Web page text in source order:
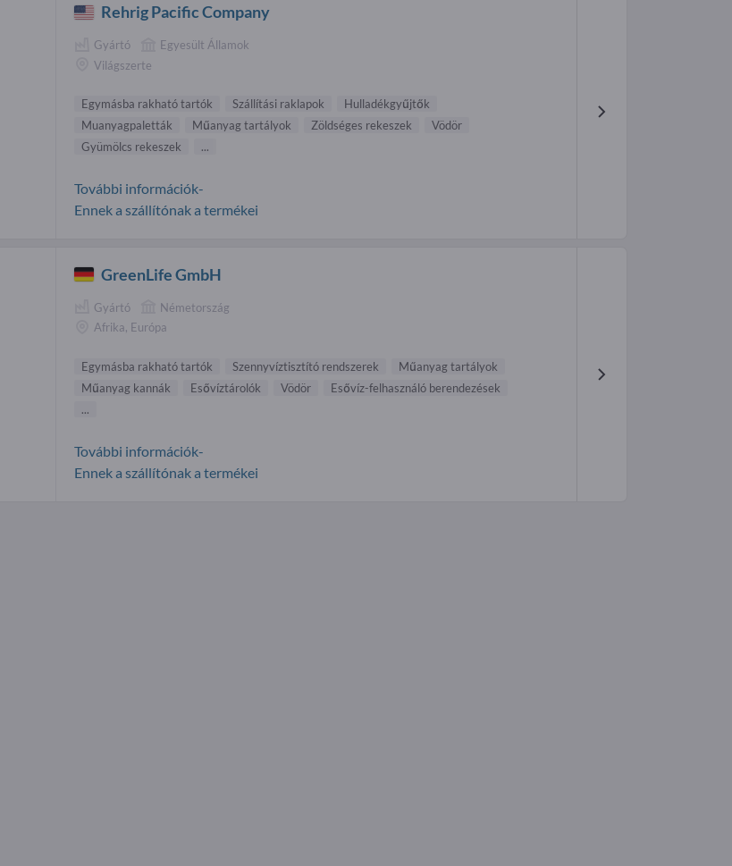
Rehrig Pacific Company
Gyártó
Egyesült Államok
Világszerte
Egymásba rakható tartók Szállítási raklapok
Hulladékgyűjtők
Muanyagpaletták
Műanyag tartályok Zöldséges rekeszek
Vödör
Gyümölcs rekeszek
...
További információk-
Ennek a szállítónak a termékei
GreenLife GmbH
Gyártó
Németország
Afrika, Európa
Egymásba rakható tartók Szennyvíztisztító rendszerek
Műanyag tartályok
Műanyag kannák
Esővíztárolók Vödör
Esővíz-felhasználó berendezések
...
További információk-
Ennek a szállítónak a termékei